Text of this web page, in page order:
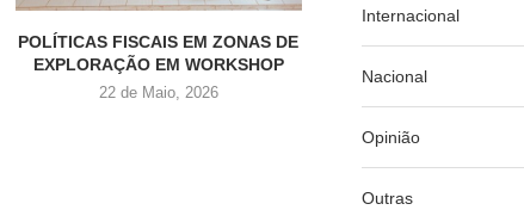
POLÍTICAS FISCAIS EM ZONAS DE
EXPLORAÇÃO EM WORKSHOP
22 de Maio, 2026
Internacional
Nacional
Opinião
Outras